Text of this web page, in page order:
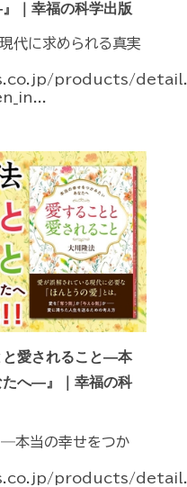
｜幸福の科学出版
代に求められる真実
products/
と愛されること―本
たへ―』｜幸福の科
―本当の幸せをつか
products/